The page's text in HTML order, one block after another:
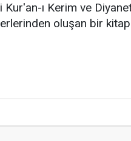
ı Kerim ve
oluşan bir